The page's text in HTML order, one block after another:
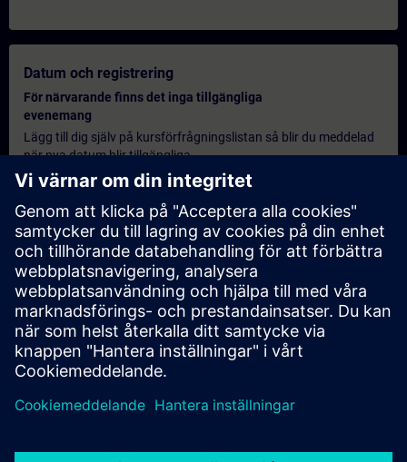
Datum och registrering
För närvarande finns det inga tillgängliga
evenemang
Lägg till dig själv på kursförfrågningslistan så blir du meddelad
när nya datum blir tillgängliga.
Aktivera meddelandetjänst
Personlig offert
Om du behöver en standardprisoffert för denna utbildning, till
exempel för din inköpsavdelning, klicka då på länken nedan. Du
måste först ange några personliga uppgifter och därefter
kommer en offert att skickas till din e-post.
Erbjud offert